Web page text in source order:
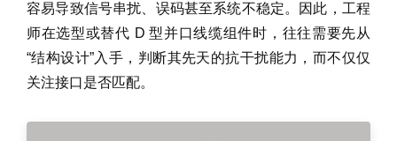
容易导致信号串扰、误码甚至系统不稳定。因此，工程
师在选型或替代 D 型并口线缆组件时，往往需要先从
“结构设计”入手，判断其先天的抗干扰能力，而不仅仅
关注接口是否匹配。